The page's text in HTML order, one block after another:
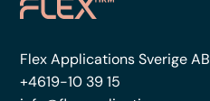
Flex Applications Sverige AB
+4619-10 39 15